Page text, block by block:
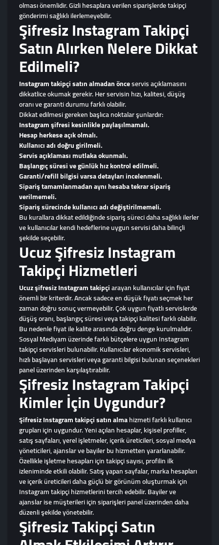
olması önemlidir. Gizli hesaplara verilen siparişlerde takipçi
gönderimi sağlıklı ilerlemeyebilir.
Şifresiz Instagram Takipçi
Satın Alırken Nelere Dikkat
Edilmeli?
Instagram takipçi satın almadan önceservis açıklamasını
dikkatlice okumak gerekir. Her servisin hızı, kalitesi, düşüş
oranı ve garanti durumu farklı olabilir.
Dikkat edilmesi gereken başlıca noktalar şunlardır:
Instagram şifresi kesinlikle paylaşılmamalı.
Hesap herkese açık olmalı.
Kullanıcı adı doğru girilmeli.
Servis açıklaması mutlaka okunmalı.
Başlangıç süresi ve günlük hız kontrol edilmeli.
Garanti/refill bilgisi varsa detayları incelenmeli.
Sipariş tamamlanmadan aynı hesaba tekrar sipariş
verilmemeli.
Sipariş sürecinde kullanıcı adı değiştirilmemeli.
Bu kurallara dikkat edildiğinde sipariş süreci daha sağlıklı ilerler
ve kullanıcılar kendi hedeflerine uygun servisi daha bilinçli
şekilde seçebilir.
Ucuz Şifresiz Instagram
Takipçi Hizmetleri
Ucuz şifresiz Instagram takipçiarayan kullanıcılar için fiyat
önemli bir kriterdir. Ancak sadece en düşük fiyatı seçmek her
zaman doğru sonuç vermeyebilir. Çok uygun fiyatlı servislerde
düşüş oranı, başlangıç süresi veya takipçi kalitesi farklı olabilir.
Bu nedenle fiyat ile kalite arasında doğru denge kurulmalıdır.
Sosyal Mediyam üzerinde farklı bütçelere uygun Instagram
takipçi servisleri bulunabilir. Kullanıcılar ekonomik servisleri,
hızlı başlayan servisleri veya garanti bilgisi bulunan seçenekleri
panel üzerinden karşılaştırabilir.
Şifresiz Instagram Takipçi
Kimler İçin Uygundur?
Şifresiz Instagram takipçi satın almahizmeti farklı kullanıcı
grupları için uygundur. Yeni açılan hesaplar, kişisel profiller,
satış sayfaları, yerel işletmeler, içerik üreticileri, sosyal medya
yöneticileri, ajanslar ve bayiler bu hizmetten yararlanabilir.
Özellikle işletme hesapları için takipçi sayısı, profilin ilk
izleniminde etkili olabilir. Satış yapan sayfalar, marka hesapları
ve içerik üreticileri daha güçlü bir görünüm oluşturmak için
Instagram takipçi hizmetlerini tercih edebilir. Bayiler ve
ajanslar ise müşterileri için siparişleri panel üzerinden daha
düzenli şekilde yönetebilir.
Şifresiz Takipçi Satın